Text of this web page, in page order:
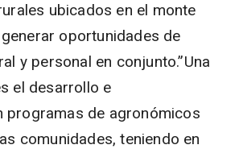
ubicados en el monte
oportunidades de
y personal en conjunto.”Una
el desarrollo e
programas de agronómicos
comunidades, teniendo en